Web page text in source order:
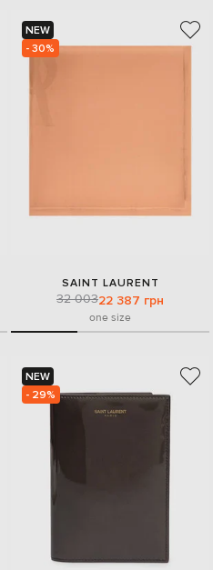
NEW
- 30%
SAINT LAURENT
32 00322 387 грн
one size
NEW
- 29%